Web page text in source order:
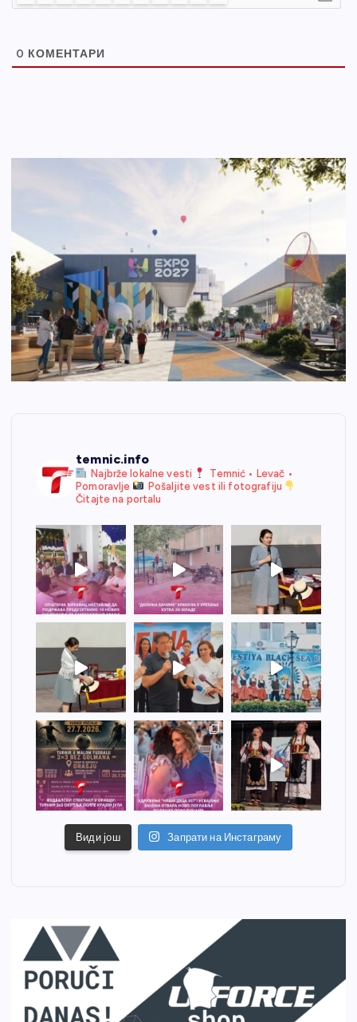
0 КОМЕНТАРИ
temnic.info
Najbrže lokalne vesti
Temnić • Levač •
Pomoravlje
Pošaljite vest ili fotografiju
Čitajte na portalu
Види још Запрати на Инстаграму